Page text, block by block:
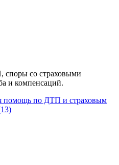
со страховыми
и компенсаций.
помощь по ДТП и страховым